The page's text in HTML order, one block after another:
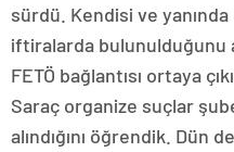
sürdü. Kendisi ve
iftiralarda bulunulduğunu
FETÖ bağlantısı ortaya
Saraç organize suçlar
alındığını öğrendik. Dün